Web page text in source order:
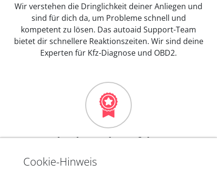
Wir verstehen die Dringlichkeit deiner Anliegen und
sind für dich da, um Probleme schnell und
kompetent zu lösen. Das autoaid Support-Team
bietet dir schnellere Reaktionszeiten. Wir sind deine
Experten für Kfz-Diagnose und OBD2.
Mehr als 10 Jahre Erfahrung
In den Kfz-Diagnosegeräten von autoaid stecken
Cookie-Hinweis